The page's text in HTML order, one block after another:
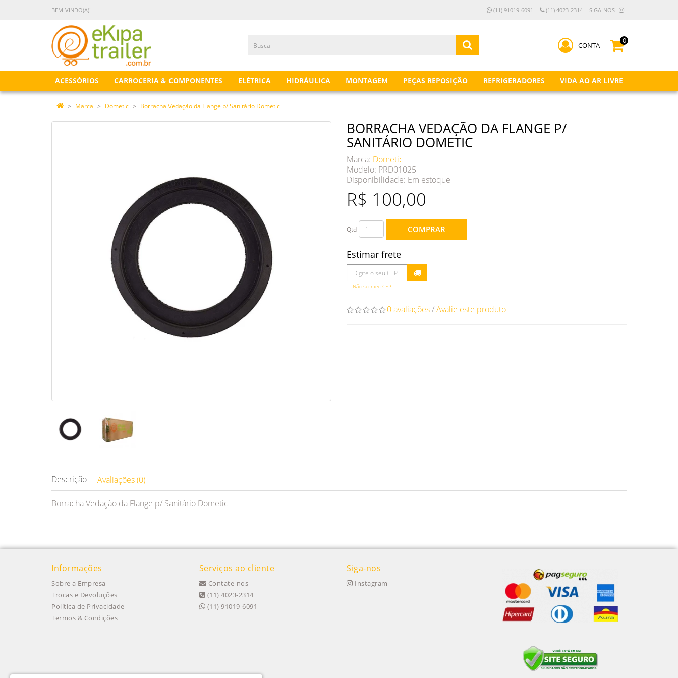
BEM-VINDO(A)! (11) 91019-6091 (11) 4023-2314 SIGA-NOS
CONTA
0
ACESSÓRIOS CARROCERIA & COMPONENTES ELÉTRICA HIDRÁULICA MONTAGEM PEÇAS REPOSIÇÃO REFRIGERADORES VIDA AO AR LIVRE
Marca Dometic Borracha Vedação da Flange p/ Sanitário Dometic
BORRACHA VEDAÇÃO DA FLANGE P/
SANITÁRIO DOMETIC
Marca: Dometic
Modelo: PRD01025
Disponibilidade: Em estoque
R$ 100,00
Qtd COMPRAR
Estimar frete
Não sei meu CEP
0 avaliações/Avalie este produto
Descrição Avaliações (0)
Borracha Vedação da Flange p/ Sanitário Dometic
Informações
Sobre a Empresa
Trocas e Devoluções
Política de Privacidade
Termos & Condições
Serviços ao cliente
Contate-nos
(11) 4023-2314
(11) 91019-6091
Siga-nos
Instagram